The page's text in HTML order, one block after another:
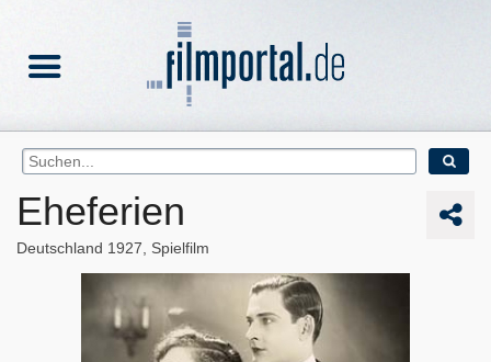
Eheferien
Deutschland 1927 Spielfilm